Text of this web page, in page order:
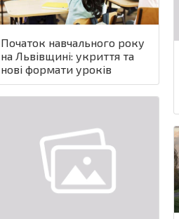
Початок навчального року
на Львівщині: укриття та
нові формати уроків